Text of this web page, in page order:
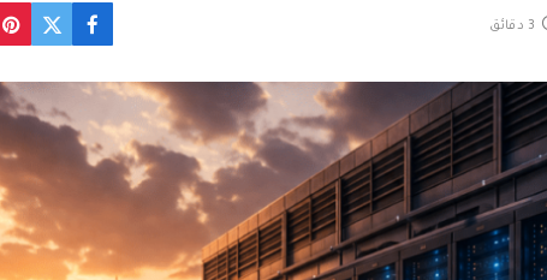
3 دقائق